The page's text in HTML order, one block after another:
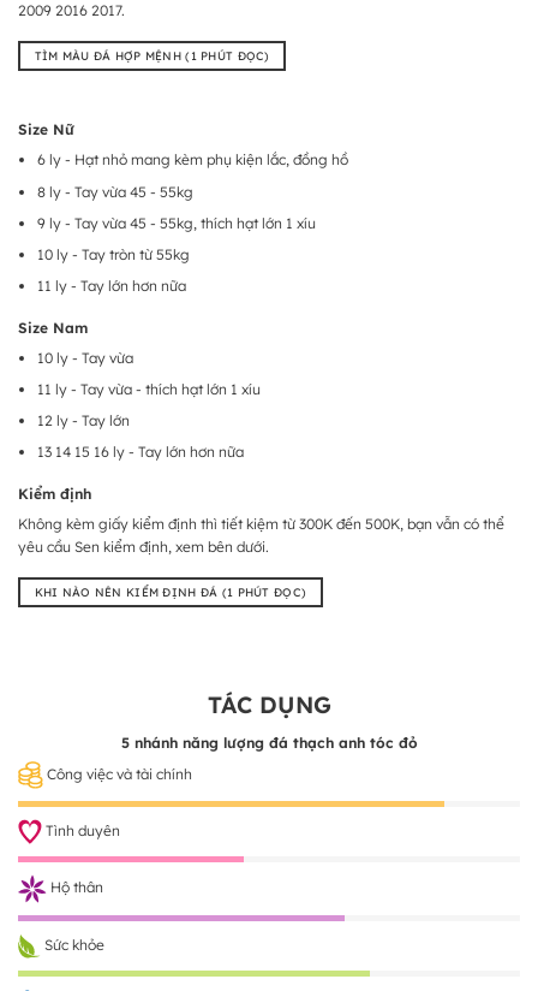
2009 2016 2017.
TÌM MÀU ĐÁ HỢP MỆNH (1 PHÚT ĐỌC)
Size Nữ
6 ly - Hạt nhỏ mang kèm phụ kiện lắc, đồng hồ
8 ly - Tay vừa 45 - 55kg
9 ly - Tay vừa 45 - 55kg, thích hạt lớn 1 xíu
10 ly - Tay tròn từ 55kg
11 ly - Tay lớn hơn nữa
Size Nam
10 ly - Tay vừa
11 ly - Tay vừa - thích hạt lớn 1 xíu
12 ly - Tay lớn
13 14 15 16 ly - Tay lớn hơn nữa
Kiểm định
Không kèm giấy kiểm định thì tiết kiệm từ 300K đến 500K, bạn vẫn có thể
yêu cầu Sen kiểm định, xem bên dưới.
KHI NÀO NÊN KIỂM ĐỊNH ĐÁ (1 PHÚT ĐỌC)
TÁC DỤNG
5 nhánh năng lượng đá thạch anh tóc đỏ
Công việc và tài chính
Tình duyên
Hộ thân
Sức khỏe